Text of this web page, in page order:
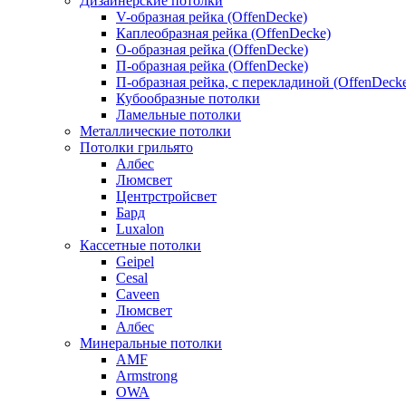
V-образная рейка (OffenDecke)
Каплеобразная рейка (OffenDecke)
О-образная рейка (OffenDecke)
П-образная рейка (OffenDecke)
П-образная рейка, с перекладиной
Кубообразные потолки
Ламельные потолки
Металлические потолки
Потолки грильято
Албес
Люмсвет
Центрстройсвет
Бард
Luxalon
Кассетные потолки
Geipel
Cesal
Caveen
Люмсвет
Албес
Минеральные потолки
AMF
Armstrong
OWA